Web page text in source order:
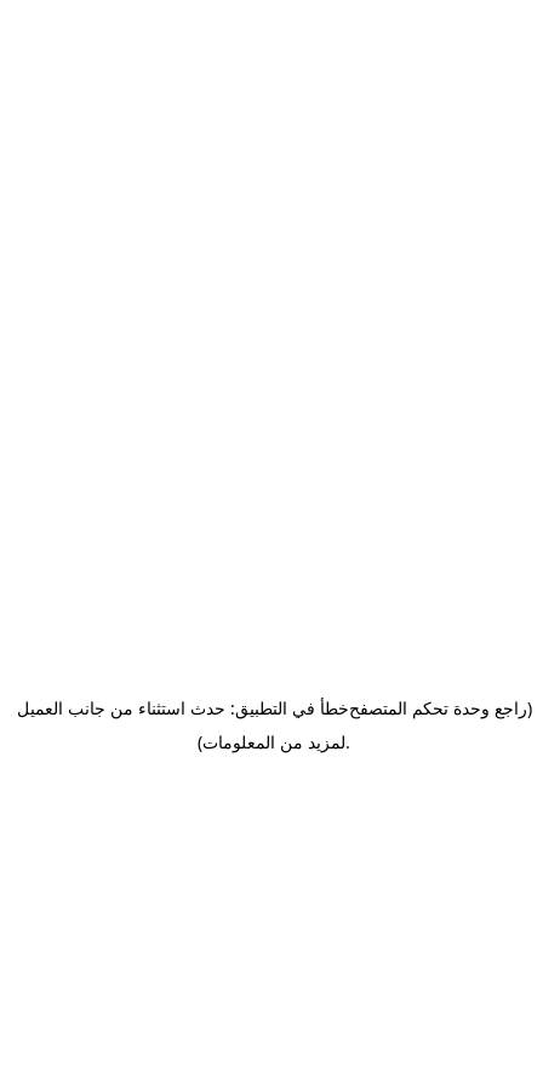
خطأ في التطبيق: حدث استثناء من جانب العميل(راجع وحدة تحكم المتصفح
لمزيد من المعلومات).